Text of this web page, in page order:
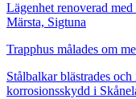
Lägenhet renoverad
Märsta, Sigtuna
Trapphus målades om
Stålbalkar blästrades
korrosionsskydd i